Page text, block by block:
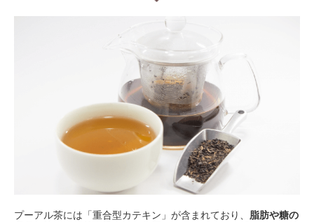
プーアル茶には「重合型カテキン」が含まれており、 脂肪や糖の